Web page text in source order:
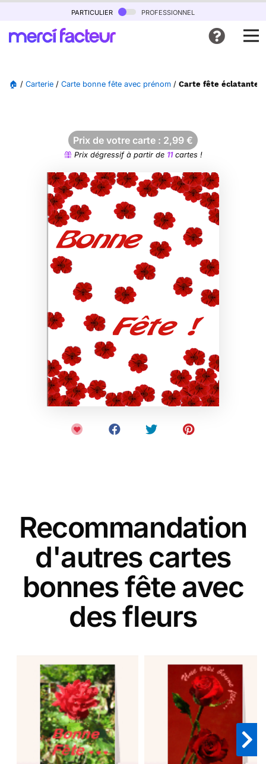
particulier professionnel
🏠 / Carterie / Carte bonne fête avec prénom / Carte fête éclatante
Prix de votre carte : 2,99 €
Prix dégressif à partir de 11cartes !
Recommandation
d'autres cartes
bonnes fête avec
des fleurs